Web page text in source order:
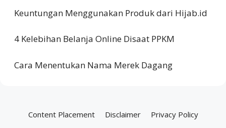
Keuntungan Menggunakan Produk dari Hijab.id
4 Kelebihan Belanja Online Disaat PPKM
Cara Menentukan Nama Merek Dagang
Content Placement Disclaimer
Privacy Policy